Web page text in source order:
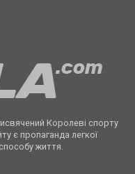
Королеві спорту
є пропаганда легкої
життя.